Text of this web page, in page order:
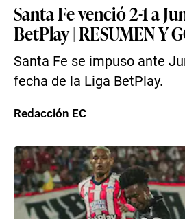
Santa Fe venció 2-1 a
BetPlay | RESUMEN Y
Santa Fe se impuso ante
fecha de la Liga BetPlay.
Redacción EC